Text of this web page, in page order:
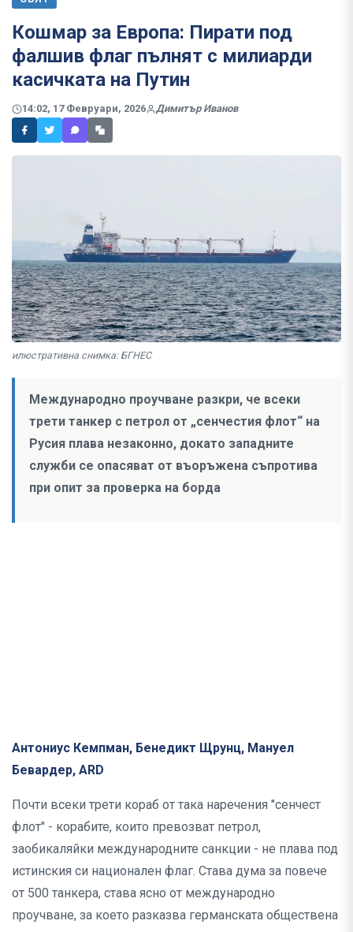
Кошмар за Европа: Пирати под
фалшив флаг пълнят с милиарди
касичката на Путин
14:02, 17 Февруари, 2026 Димитър Иванов
илюстративна снимка: БГНЕС
Международно проучване разкри, че всеки
трети танкер с петрол от „сенчестия флот“ на
Русия плава незаконно, докато западните
служби се опасяват от въоръжена съпротива
при опит за проверка на борда
Антониус Кемпман, Бенедикт Щрунц, Мануел
Бевардер, ARD
Почти всеки трети кораб от така наречения "сенчест
флот" - корабите, които превозват петрол,
заобикаляйки международните санкции - не плава под
истинския си национален флаг. Става дума за повече
от 500 танкера, става ясно от международно
проучване, за което разказва германската обществена